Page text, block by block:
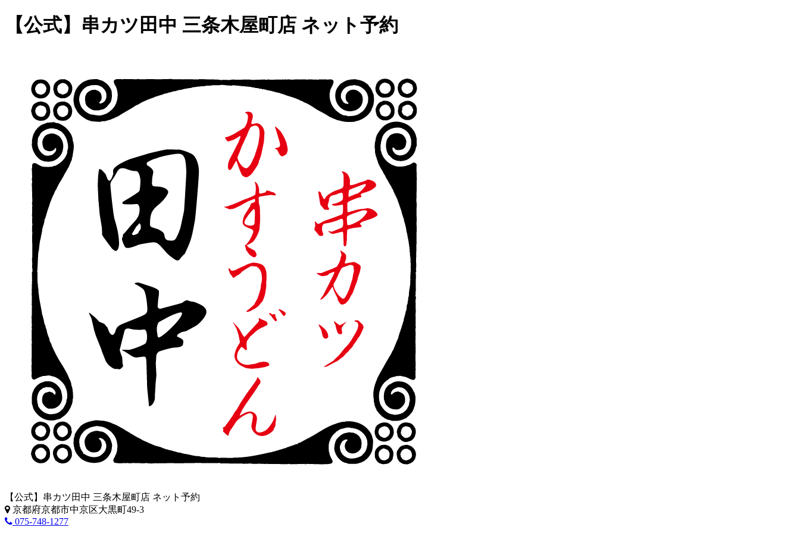
【公式】串カツ田中 三条木屋町店 ネット予約
【公式】串カツ田中 三条木屋町店 ネット予約
京都府京都市中京区大黒町49-3
075-748-1277